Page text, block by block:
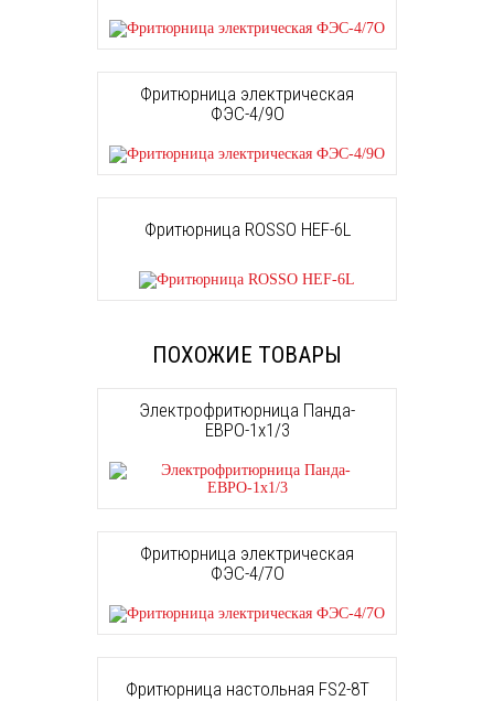
Фритюрница электрическая
ФЭС-4/9О
Фритюрница ROSSO HEF-6L
ПОХОЖИЕ ТОВАРЫ
Электрофритюрница Панда-
ЕВРО-1х1/3
Фритюрница электрическая
ФЭС-4/7О
Фритюрница настольная FS2-8T